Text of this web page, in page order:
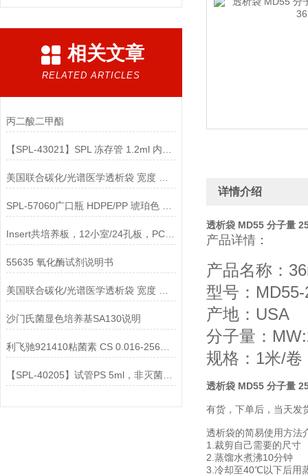
相关文章
RELATED ARTICLES
丙二酸二甲酯
Insert共培养板，12小室/24孔板，PC 8um孔径，透明说明
55635 氧化酶试剂说明书
沙门氏菌显色培养基SA130说明
【SPL-40205】试管PS 5ml，非灭菌说明
详情介绍
透析袋 MD55 分子量
产品详情：
产品名称：
型号：
产地：USA
分子量：
规格：1米/卷
透析袋 MD55 分子量
有货，下单后，当天发
透析袋的简易使用方法
1.裁剪自己需要的尺寸
2.蒸馏水煮沸10分钟
3.冷却至40℃以下后用